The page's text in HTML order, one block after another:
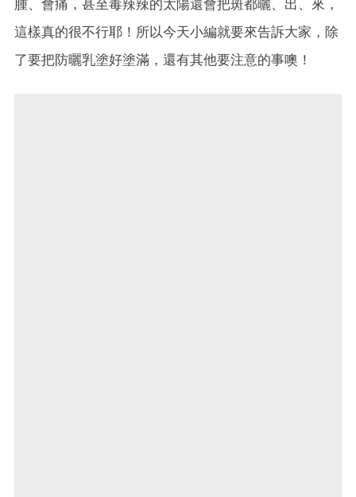
腫、會痛，甚至毒辣辣的太陽還會把斑都曬、出、來，
這樣真的很不行耶！所以今天小編就要來告訴大家，除
了要把防曬乳塗好塗滿，還有其他要注意的事噢！